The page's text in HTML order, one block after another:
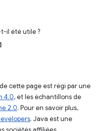
il été utile ?
cette page est régi par une
4.0, et les échantillons de
2.0. Pour en savoir plus,
. Java est une